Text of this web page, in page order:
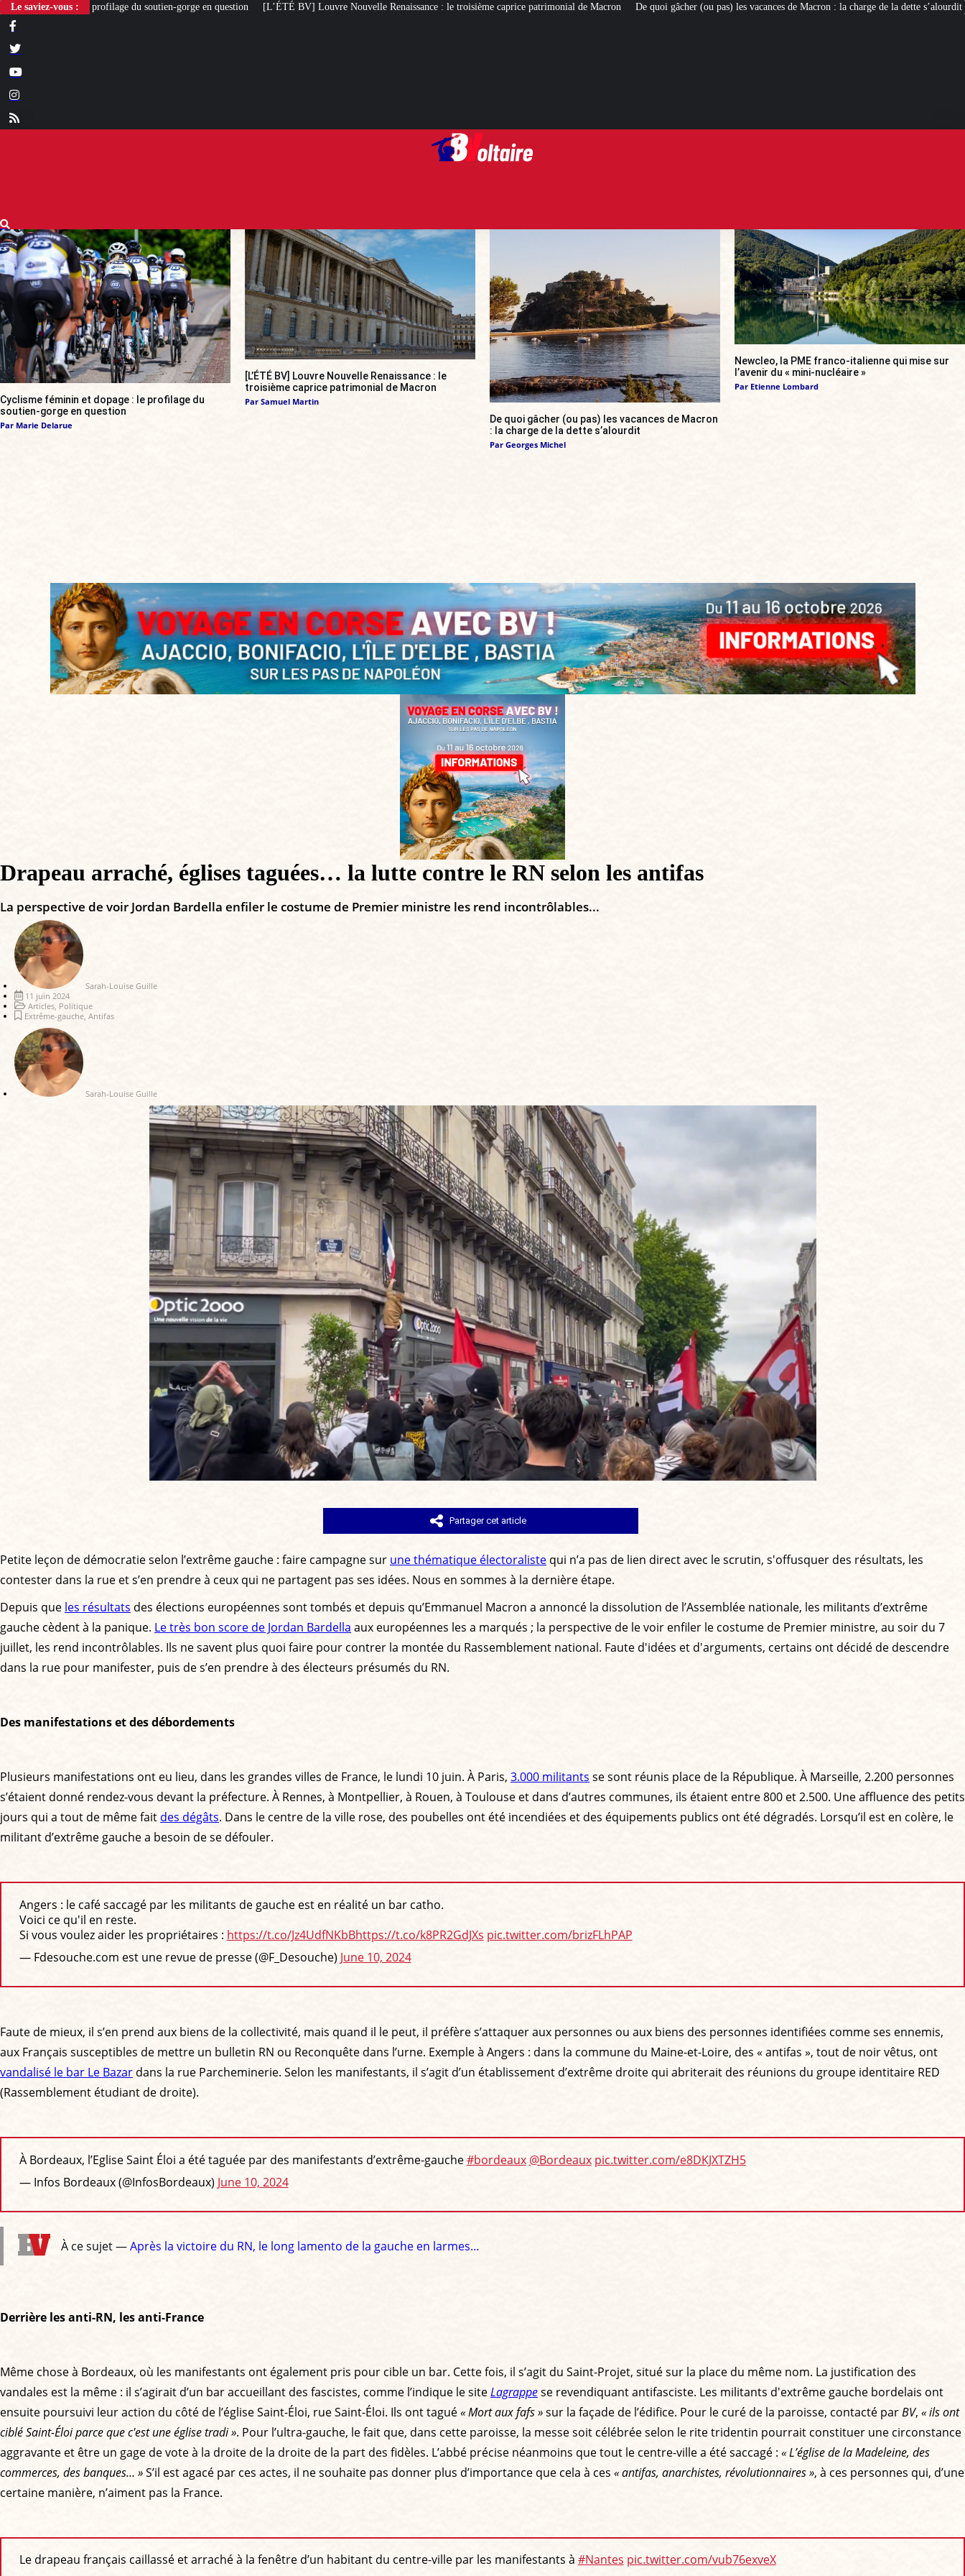
Le saviez-vous :
soutien-gorge en question [L’ÉTÉ BV] Louvre Nouvelle Renaissance : le troisième caprice patrimonial de Macron De quoi gâcher (ou pas) les vacances de Macron : la charge de la dette s’alourdit Newcleo, la PME franco-
Cyclisme féminin et dopage : le profilage du
soutien-gorge en question
Par Marie Delarue
[L’ÉTÉ BV] Louvre Nouvelle Renaissance : le
troisième caprice patrimonial de Macron
Par Samuel Martin
De quoi gâcher (ou pas) les vacances de Macron
: la charge de la dette s’alourdit
Par Georges Michel
Newcleo, la PME franco-italienne qui mise sur
l’avenir du « mini-nucléaire »
Par Etienne Lombard
Drapeau arraché, églises taguées… la lutte contre le RN selon les antifas
La perspective de voir Jordan Bardella enfiler le costume de Premier ministre les rend incontrôlables...
Sarah-Louise Guille
11 juin 2024
Articles, Politique
Extrême-gauche, Antifas
Sarah-Louise Guille
Partager cet article
Petite leçon de démocratie selon l’extrême gauche : faire campagne sur une thématique électoraliste qui n’a pas de lien direct avec le scrutin, s'offusquer des résultats, les
contester dans la rue et s’en prendre à ceux qui ne partagent pas ses idées. Nous en sommes à la dernière étape.
Depuis que les résultats des élections européennes sont tombés et depuis qu’Emmanuel Macron a annoncé la dissolution de l’Assemblée nationale, les militants d’extrême
gauche cèdent à la panique. Le très bon score de Jordan Bardella aux européennes les a marqués ; la perspective de le voir enfiler le costume de Premier ministre, au soir du 7
juillet, les rend incontrôlables. Ils ne savent plus quoi faire pour contrer la montée du Rassemblement national. Faute d'idées et d'arguments, certains ont décidé de descendre
dans la rue pour manifester, puis de s’en prendre à des électeurs présumés du RN.
Des manifestations et des débordements
Plusieurs manifestations ont eu lieu, dans les grandes villes de France, le lundi 10 juin. À Paris, 3.000 militants se sont réunis place de la République. À Marseille, 2.200 personnes
s’étaient donné rendez-vous devant la préfecture. À Rennes, à Montpellier, à Rouen, à Toulouse et dans d’autres communes, ils étaient entre 800 et 2.500. Une affluence des petits
jours qui a tout de même fait des dégâts. Dans le centre de la ville rose, des poubelles ont été incendiées et des équipements publics ont été dégradés. Lorsqu’il est en colère, le
militant d’extrême gauche a besoin de se défouler.
Angers : le café saccagé par les militants de gauche est en réalité un bar catho.
Voici ce qu'il en reste.
Si vous voulez aider les propriétaires : https://t.co/Jz4UdfNKbBhttps://t.co/k8PR2GdJXs pic.twitter.com/brizFLhPAP
— Fdesouche.com est une revue de presse (@F_Desouche) June 10, 2024
Faute de mieux, il s’en prend aux biens de la collectivité, mais quand il le peut, il préfère s’attaquer aux personnes ou aux biens des personnes identifiées comme ses ennemis,
aux Français susceptibles de mettre un bulletin RN ou Reconquête dans l’urne. Exemple à Angers : dans la commune du Maine-et-Loire, des « antifas », tout de noir vêtus, ont
vandalisé le bar Le Bazar dans la rue Parcheminerie. Selon les manifestants, il s’agit d’un établissement d’extrême droite qui abriterait des réunions du groupe identitaire RED
(Rassemblement étudiant de droite).
À Bordeaux, l’Eglise Saint Éloi a été taguée par des manifestants d’extrême-gauche#bordeaux⁦ @Bordeaux⁩ pic.twitter.com/e8DKJXTZH5
— Infos Bordeaux (@InfosBordeaux) June 10, 2024
À ce sujet —Après la victoire du RN, le long lamento de la gauche en larmes…
Derrière les anti-RN, les anti-France
Même chose à Bordeaux, où les manifestants ont également pris pour cible un bar. Cette fois, il s’agit du Saint-Projet, situé sur la place du même nom. La justification des
vandales est la même : il s’agirait d’un bar accueillant des fascistes, comme l’indique le siteLagrappese revendiquant antifasciste. Les militants d'extrême gauche bordelais ont
ensuite poursuivi leur action du côté de l’église Saint-Éloi, rue Saint-Éloi. Ils ont tagué« Mort aux fafs »sur la façade de l’édifice. Pour le curé de la paroisse, contacté parBV, « ils ont
ciblé Saint-Éloi parce que c'est une église tradi ». Pour l’ultra-gauche, le fait que, dans cette paroisse, la messe soit célébrée selon le rite tridentin pourrait constituer une circonstance
aggravante et être un gage de vote à la droite de la droite de la part des fidèles. L’abbé précise néanmoins que tout le centre-ville a été saccagé : « L’église de la Madeleine, des
commerces, des banques… »S’il est agacé par ces actes, il ne souhaite pas donner plus d’importance que cela à ces « antifas, anarchistes, révolutionnaires », à ces personnes qui, d’une
certaine manière, n’aiment pas la France.
Le drapeau français caillassé et arraché à la fenêtre d’un habitant du centre-ville par les manifestants à #Nantes pic.twitter.com/vub76exveX